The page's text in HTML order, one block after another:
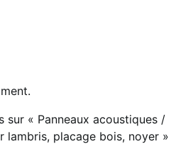
sur « Panneaux acoustiques /
lambris, placage bois, noyer »